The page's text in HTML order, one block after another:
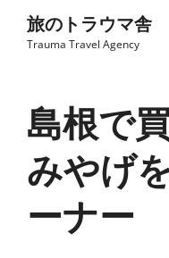
旅のトラウマ舎
Trauma Travel Agency
Overlay
島根で
みやげ
ーナー